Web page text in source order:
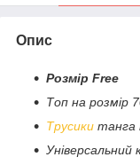
Опис
Розмір Free
Топ на розмір
Трусики танга
Універсальний